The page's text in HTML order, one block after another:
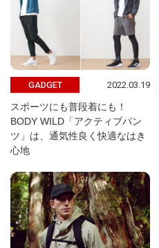
GADGET 2022.03.19
スポーツにも普段着にも！
BODY WILD「アクティブパン
ツ」は、通気性良く快適なはき
心地